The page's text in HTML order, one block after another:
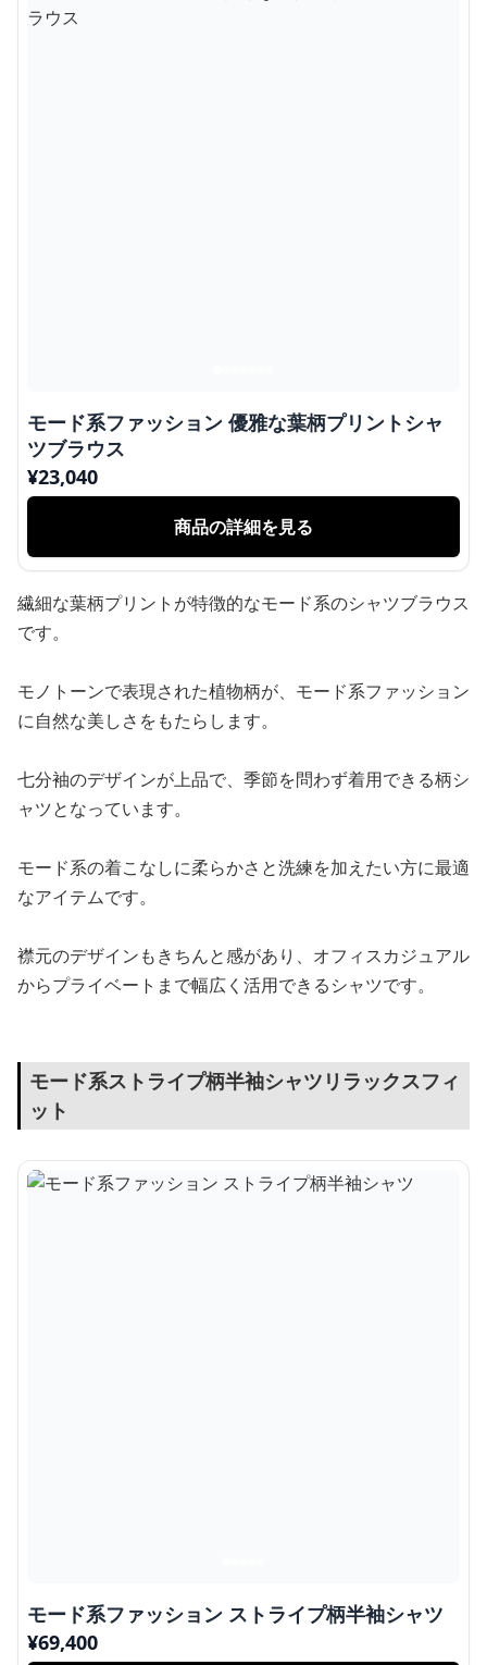
モード系ファッション 優雅な葉柄プリントシャ
ツブラウス
¥23,040
商品の詳細を見る
繊細な葉柄プリントが特徴的なモード系のシャツブラウス
です。
モノトーンで表現された植物柄が、モード系ファッション
に自然な美しさをもたらします。
七分袖のデザインが上品で、季節を問わず着用できる柄シ
ャツとなっています。
モード系の着こなしに柔らかさと洗練を加えたい方に最適
なアイテムです。
襟元のデザインもきちんと感があり、オフィスカジュアル
からプライベートまで幅広く活用できるシャツです。
モード系ストライプ柄半袖シャツリラックスフィ
ット
モード系ファッション ストライプ柄半袖シャツ
¥69,400